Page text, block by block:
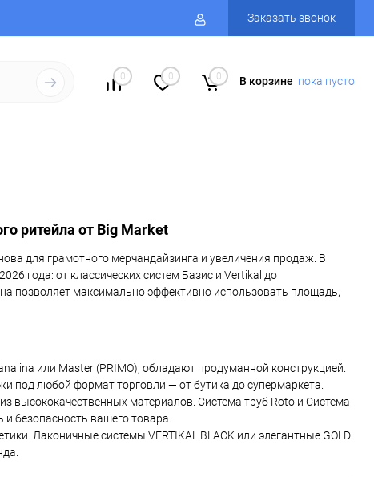
Заказать звонок
0 0 0 В корзине пока пусто
ритейла от Big Market
для грамотного мерчандайзинга и увеличения продаж. В
года: от классических систем Базис и Vertikal до
позволяет максимально эффективно использовать площадь,
или Master (PRIMO), обладают продуманной конструкцией.
под любой формат торговли — от бутика до супермаркета.
высококачественных материалов. Система труб Roto и Система
безопасность вашего товара.
Лаконичные системы VERTIKAL BLACK или элегантные GOLD